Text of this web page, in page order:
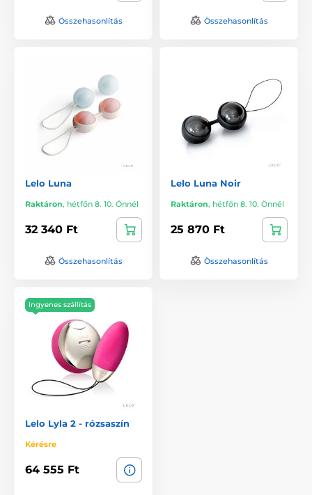
Összehasonlítás Összehasonlítás
Lelo Luna
Raktáron, hétfőn 8. 10. Önnél
32 340 Ft
Összehasonlítás
Lelo Luna Noir
Raktáron, hétfőn 8. 10. Önnél
25 870 Ft
Összehasonlítás
Ingyenes szállítás
Lelo Lyla 2 - rózsaszín
Kérésre
64 555 Ft